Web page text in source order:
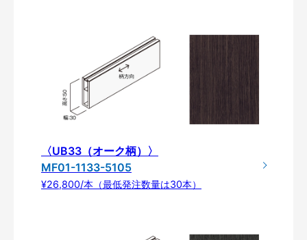
〈UB33（オーク柄）〉
MF01-1133-5105
¥26,800/本（最低発注数量は30本）